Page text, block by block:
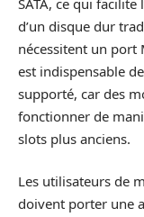
d’un disque dur
nécessitent un port
est indispensable
supporté, car des
fonctionner de
slots plus anciens.
Les utilisateurs de
doivent porter une